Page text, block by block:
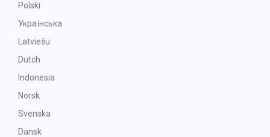
Polski
Українська
Latviešu
Dutch
Indonesia
Norsk
Svenska
Dansk